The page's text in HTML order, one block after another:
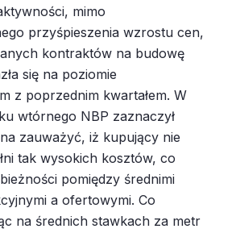
mimo
przyśpieszenia wzrostu cen,
kontraktów na budowę
się na poziomie
z poprzednim kwartałem. W
wtórnego NBP zaznaczył
zauważyć, iż kupujący nie
tak wysokich kosztów, co
pomiędzy średnimi
a ofertowymi. Co
na średnich stawkach za metr